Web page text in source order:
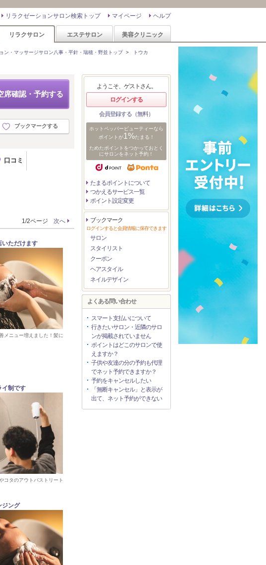
ヘルプ
マイページ
リラクゼーションサロン検索トップ
リラクサロン エステサロン 美容クリニック
ン・マッサージサロン八事・平針・瑞穂・野並トップ>
トウカ
席確認・予約する
ブックマークする
口コミ
1/2ページ 次へ
いただけます
メニュー増えました！髪に
イ制です
コタのアウトバストリート
ジング
ようこそ、ゲストさん。
ログインする
会員登録する（無料）
ホットペッパービューティーなら
ポイントが1%たまる！
ためたポイントをつかっておとく
にサロンをネット予約！
たまるポイントについて
つかえるサービス一覧
ポイント設定変更
ブックマーク
ログインすると会員情報に保存できます
サロン
スタイリスト
クーポン
ヘアスタイル
ネイルデザイン
よくある問い合わせ
スマート支払いについて
行きたいサロン・近隣のサロ
ンが掲載されていません
ポイントはどこのサロンで使
えますか？
子供や友達の分の予約も代理
でネット予約できますか？
予約をキャンセルしたい
「無断キャンセル」と表示が
出て、ネット予約ができない